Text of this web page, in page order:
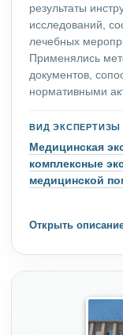
результаты
исследований,
лечебных
Применялись
документов,
нормативными
ВИД ЭКСПЕРТИЗЫ
Медицинская
комплексные
медицинской
Открыть